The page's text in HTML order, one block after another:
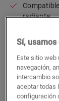
radiante
Garantía
54,71€/
P.V.P
Sí, usamos
Este sitio web
navegación,
intercambio
aceptar todas
configuración